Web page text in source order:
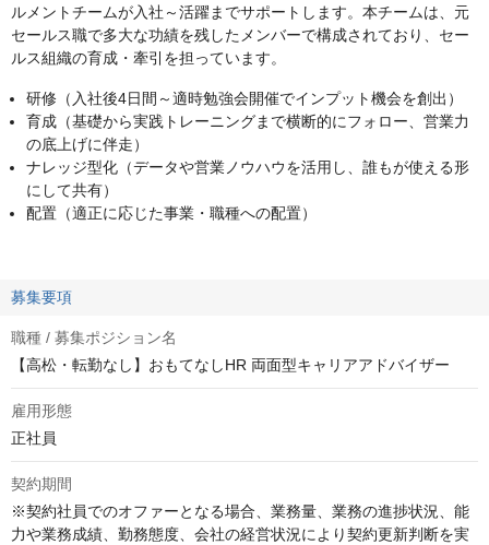
ルメントチームが入社～活躍までサポートします。本チームは、元
セールス職で多大な功績を残したメンバーで構成されており、セー
ルス組織の育成・牽引を担っています。
研修（入社後4日間～適時勉強会開催でインプット機会を創出）
育成（基礎から実践トレーニングまで横断的にフォロー、営業力
の底上げに伴走）
ナレッジ型化（データや営業ノウハウを活用し、誰もが使える形
にして共有）
配置（適正に応じた事業・職種への配置）
募集要項
職種 / 募集ポジション名
【高松・転勤なし】おもてなしHR 両面型キャリアアドバイザー
雇用形態
正社員
契約期間
※契約社員でのオファーとなる場合、業務量、業務の進捗状況、能
力や業務成績、勤務態度、会社の経営状況により契約更新判断を実